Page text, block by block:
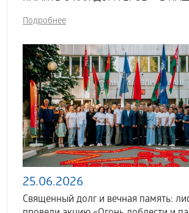
Подробнее
25.06.2026
Священный долг и вечная память: